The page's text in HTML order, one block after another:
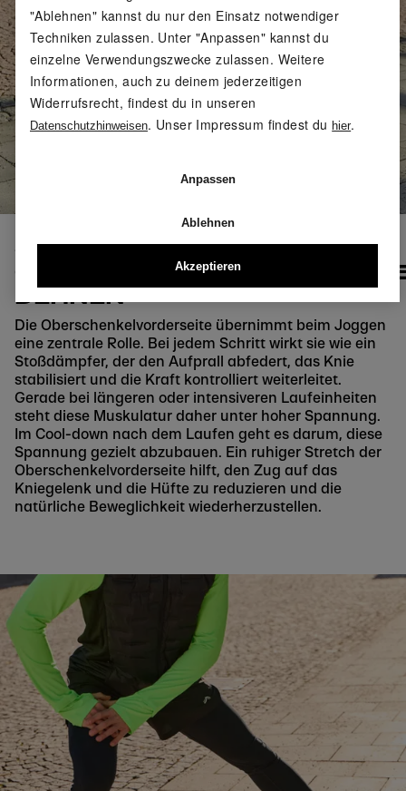
DEHNEN
Die Oberschenkelvorderseite übernimmt beim Joggen
eine zentrale Rolle. Bei jedem Schritt wirkt sie wie ein
Stoßdämpfer, der den Aufprall abfedert, das Knie
stabilisiert und die Kraft kontrolliert weiterleitet.
Gerade bei längeren oder intensiveren Laufeinheiten
steht diese Muskulatur daher unter hoher Spannung.
Im Cool-down nach dem Laufen geht es darum, diese
Spannung gezielt abzubauen. Ein ruhiger Stretch der
Oberschenkelvorderseite hilft, den Zug auf das
Kniegelenk und die Hüfte zu reduzieren und die
natürliche Beweglichkeit wiederherzustellen.
"Ablehnen" kannst du nur den Einsatz notwendiger
Techniken zulassen. Unter "Anpassen" kannst du
einzelne Verwendungszwecke zulassen. Weitere
Informationen, auch zu deinem jederzeitigen
Widerrufsrecht, findest du in unseren
Datenschutzhinweisen. Unser Impressum findest du hier.
Anpassen
Ablehnen
Akzeptieren